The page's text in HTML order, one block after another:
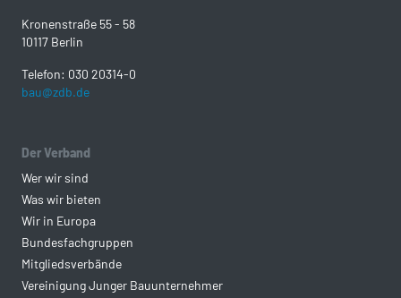
Kronenstraße 55 - 58
10117 Berlin
Telefon: 030 20314-0
bau@zdb.de
Der Verband
Wer wir sind
Was wir bieten
Wir in Europa
Bundesfachgruppen
Mitgliedsverbände
Vereinigung Junger Bauunternehmer